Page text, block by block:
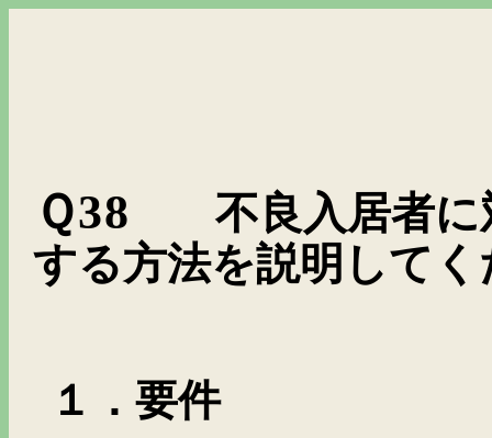
Ｑ38
不良入居者
する方法を説明して
１．要件